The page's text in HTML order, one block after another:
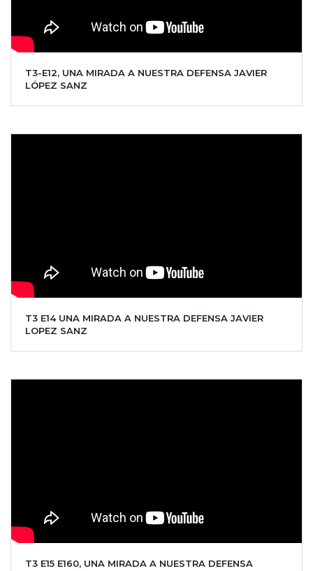
T3-E12, UNA MIRADA A NUESTRA DEFENSA JAVIER
LÓPEZ SANZ
T3 E14 UNA MIRADA A NUESTRA DEFENSA JAVIER
LOPEZ SANZ
T3 E15 E160, UNA MIRADA A NUESTRA DEFENSA